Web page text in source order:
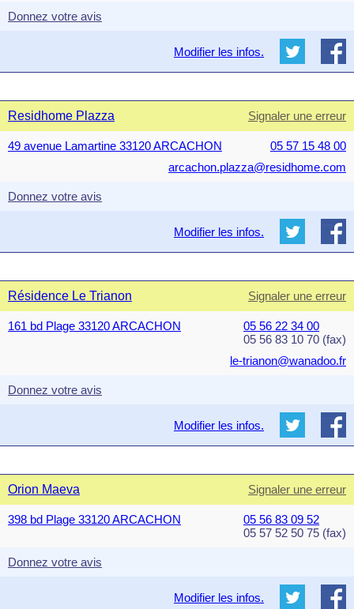
Donnez votre avis
Modifier les infos.
Residhome Plazza Signaler une erreur
49 avenue Lamartine 33120 ARCACHON
05 57 15 48 00
arcachon.plazza@residhome.com
Donnez votre avis
Modifier les infos.
Résidence Le Trianon Signaler une erreur
161 bd Plage 33120 ARCACHON
05 56 22 34 00
05 56 83 10 70 (fax)
le-trianon@wanadoo.fr
Donnez votre avis
Modifier les infos.
Orion Maeva Signaler une erreur
398 bd Plage 33120 ARCACHON
05 56 83 09 52
05 57 52 50 75 (fax)
Donnez votre avis
Modifier les infos.